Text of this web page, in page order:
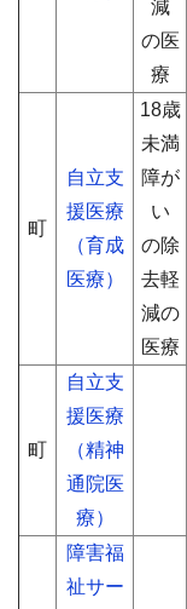
減
の医
療
町
自立支
援医療
（育成
医療）
18歳
未満
障が
い
の除
去軽
減の
医療
町
自立支
援医療
（精神
通院医
療）
障害福
祉サー